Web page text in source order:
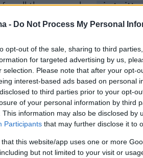
- Do Not Process My Personal
opt-out of the sale, sharing to third
for targeted advertising by us,
selection. Please note that after your opt-
interest-based ads based on personal
to third parties prior to your opt-
of your personal information by third
This information may also be disclosed by
Participants that may further disclose it to
that this website/app uses one or more
but not limited to your visit or
for all those people…
December 2,
είχε σχολιαστεί έντονα
παρουσιάστρια να
να πάρει το φόρεμα 2
"χυμένη" μέσα σε αυτό».
αποτρόπαιο. Τι είδους
κάτι τέτοιο σε μία